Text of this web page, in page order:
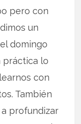
pero con
un
domingo
práctica lo
con
También
profundizar